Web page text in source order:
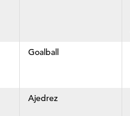
Goalball
Ajedrez